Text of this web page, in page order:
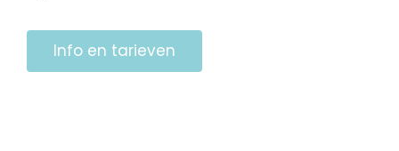
Info en tarieven